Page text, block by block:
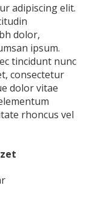
adipiscing elit.
dolor,
ipsum.
tincidunt nunc
consectetur
dolor vitae
rhoncus vel